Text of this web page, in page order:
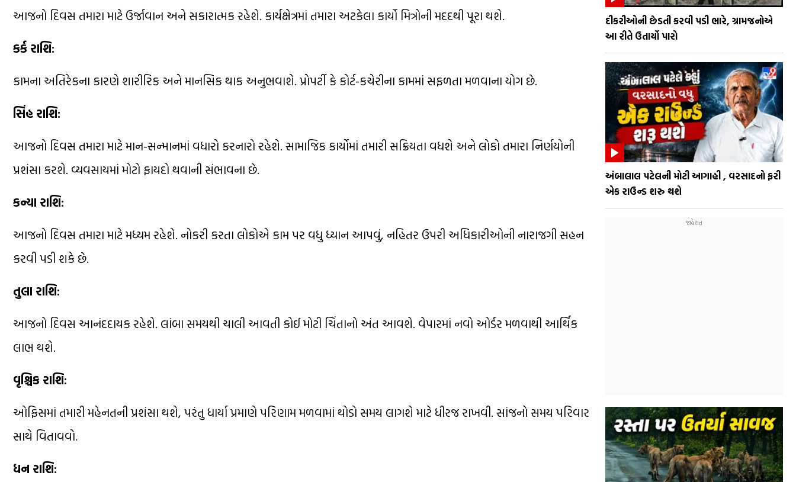
આજનો દિવસ તમારા માટે ઉર્જાવાન અને સકારાત્મક રહેશે. કાર્યક્ષેત્રમાં તમારા અટકેલા કાર્યો મિત્રોની મદદથી પૂરા થશે.
કર્ક રાશિ:
કામના અતિરેકના કારણે શારીરિક અને માનસિક થાક અનુભવાશે. પ્રોપર્ટી કે કોર્ટ-કચેરીના કામમાં સફળતા મળવાના યોગ છે.
સિંહ રાશિ:
આજનો દિવસ તમારા માટે માન-સન્માનમાં વધારો કરનારો રહેશે. સામાજિક કાર્યોમાં તમારી સક્રિયતા વધશે અને લોકો તમારા નિર્ણયોની
પ્રશંસા કરશે. વ્યવસાયમાં મોટો ફાયદો થવાની સંભાવના છે.
કન્યા રાશિ:
આજનો દિવસ તમારા માટે મધ્યમ રહેશે. નોકરી કરતા લોકોએ કામ પર વધુ ધ્યાન આપવું, નહિતર ઉપરી અધિકારીઓની નારાજગી સહન
કરવી પડી શકે છે.
તુલા રાશિ:
આજનો દિવસ આનંદદાયક રહેશે. લાંબા સમયથી ચાલી આવતી કોઈ મોટી ચિંતાનો અંત આવશે. વેપારમાં નવો ઓર્ડર મળવાથી આર્થિક
લાભ થશે.
વૃશ્ચિક રાશિ:
ઓફિસમાં તમારી મહેનતની પ્રશંસા થશે, પરંતુ ધાર્યા પ્રમાણે પરિણામ મળવામાં થોડો સમય લાગશે માટે ધીરજ રાખવી. સાંજનો સમય પરિવાર
સાથે વિતાવવો.
ધન રાશિ:
દીકરીઓની છેડતી કરવી પડી ભારે, ગ્રામજનોએ
આ રીતે ઉતાર્યો પારો
અંબાલાલ પટેલની મોટી આગાહી , વરસાદનો ફરી
એક રાઉન્ડ શરુ થશે